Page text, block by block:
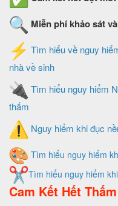
Miễn phí khảo sát
Tìm hiểu về nguy
nhà về sinh
Tìm hiểu nguy hiểm
thấm
Nguy hiểm khi đục
Tìm hiểu nguy hiểm
Tìm hiểu nguy hiểm
Cam Kết Hết